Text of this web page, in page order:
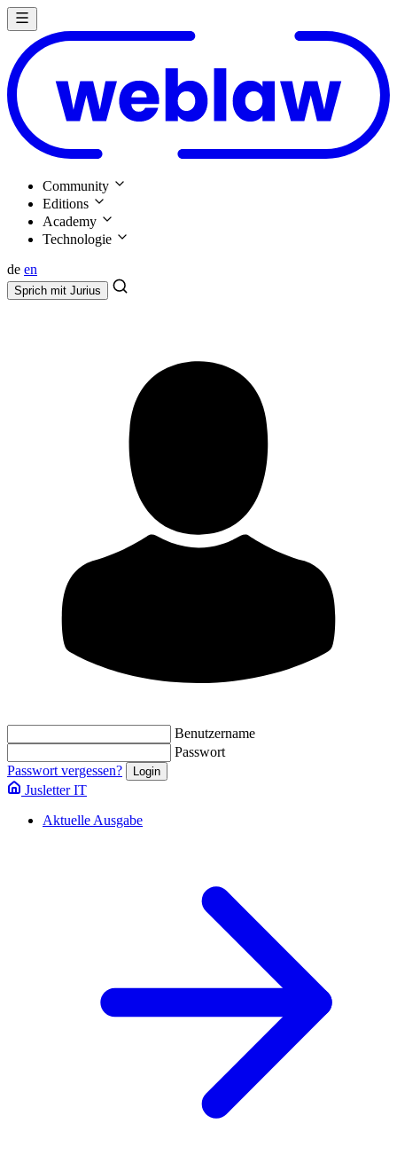
Community
Editions
Academy
Technologie
de en
Sprich mit Jurius
Benutzername
Passwort
Passwort vergessen?
Jusletter IT
Aktuelle Ausgabe